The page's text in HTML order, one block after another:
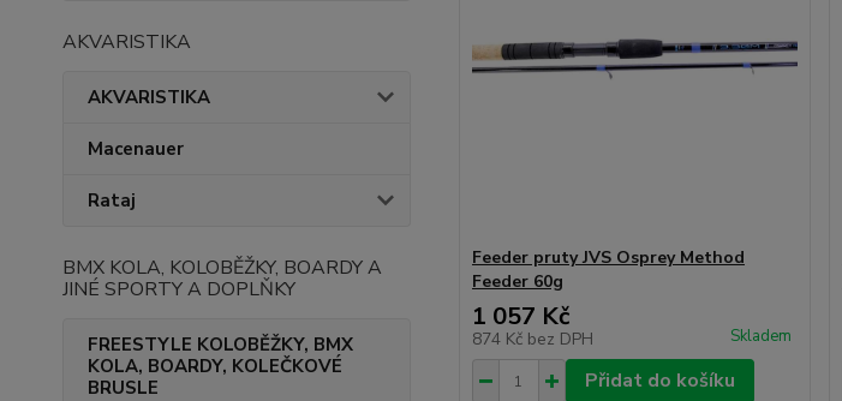
AKVARISTIKA
AKVARISTIKA
Macenauer
Rataj
BMX KOLA, KOLOBĚŽKY, BOARDY A
JINÉ SPORTY A DOPLŇKY
FREESTYLE KOLOBĚŽKY, BMX
KOLA, BOARDY, KOLEČKOVÉ
BRUSLE
Feeder pruty JVS Osprey Method
Feeder 60g
1 057 Kč
874 Kč bez DPH Skladem
Přidat do košíku